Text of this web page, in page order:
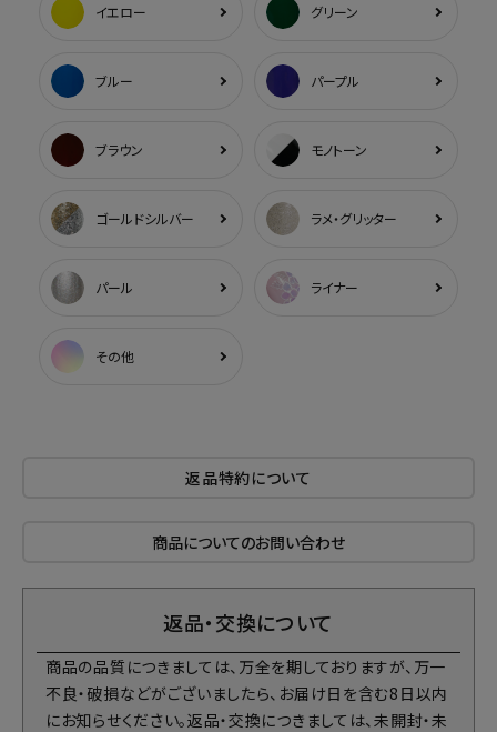
イエロー グリーン
ブルー パープル
ブラウン モノトーン
ゴールドシルバー ラメ・グリッター
パール ライナー
その他
返品特約について
商品についてのお問い合わせ
返品・交換について
商品の品質につきましては、万全を期しておりますが、万一
不良・破損などがございましたら、お届け日を含む8日以内
にお知らせください。返品・交換につきましては、未開封・未